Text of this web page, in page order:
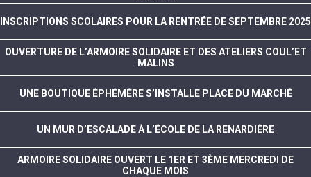
INSCRIPTIONS SCOLAIRES POUR LA RENTRÉE DE SEPTEMBRE 2025
OUVERTURE DE L’ARMOIRE SOLIDAIRE ET DES ATELIERS COUL’ET
MALINS
UNE BOUTIQUE ÉPHÉMÈRE S’INSTALLE PLACE DU MARCHÉ
UN MUR D’ESCALADE À L’ÉCOLE DE LA RENARDIÈRE
ARMOIRE SOLIDAIRE OUVERT LE 1ER ET 3ÈME MERCREDI DE
CHAQUE MOIS